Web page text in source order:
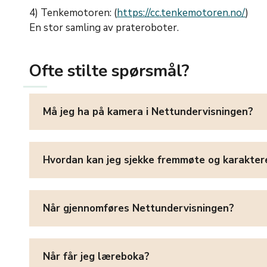
4) Tenkemotoren: (https://cc.tenkemotoren.no/)
En stor samling av prateroboter.
Ofte stilte spørsmål?
Må jeg ha på kamera i Nettundervisningen?
Hvordan kan jeg sjekke fremmøte og
Når gjennomføres Nettundervisningen?
Når får jeg læreboka?